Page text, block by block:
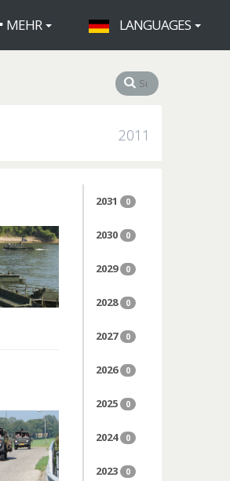
MEHR LANGUAGES
2011
2031 0
2030 0
2029 0
2028 0
2027 0
2026 0
2025 0
2024 0
2023 0